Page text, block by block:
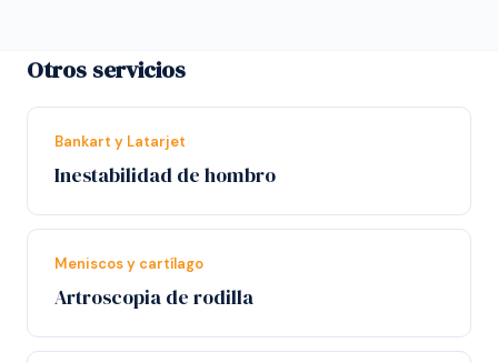
Otros servicios
Bankart y Latarjet
Inestabilidad de hombro
Meniscos y cartílago
Artroscopia de rodilla